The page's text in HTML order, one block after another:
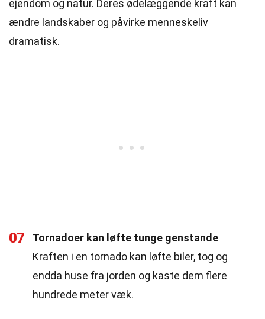
ejendom og natur. Deres ødelæggende kraft kan
ændre landskaber og påvirke menneskeliv
dramatisk.
07
Tornadoer kan løfte tunge genstande
Kraften i en tornado kan løfte biler, tog og
endda huse fra jorden og kaste dem flere
hundrede meter væk.